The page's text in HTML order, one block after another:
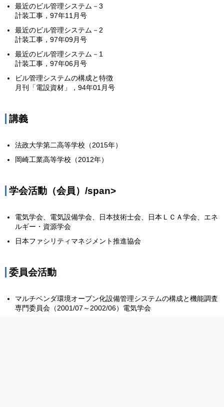
最近のビル管理システム－3
計装工事，97年11月号
最近のビル管理システム－2
計装工事，97年09月号
最近のビル管理システム－1
計装工事，97年06月号
ビル管理システムの構成と特徴
月刊「電設資材」，94年01月号
講義
法政大学第二高等学校（2015年）
岡崎工業高等学校（2012年）
学会活動（会員）/span>
電気学会、電気設備学会、日本技術士会、日本ＬＣＡ学会、エネ
ルギー・資源学会
日本ファシリティマネジメント推進協会
委員会活動
マルチベンダ環境オープン化設備管理システムの構成と機能調査
専門委員会（2001/07～2002/06）電気学会